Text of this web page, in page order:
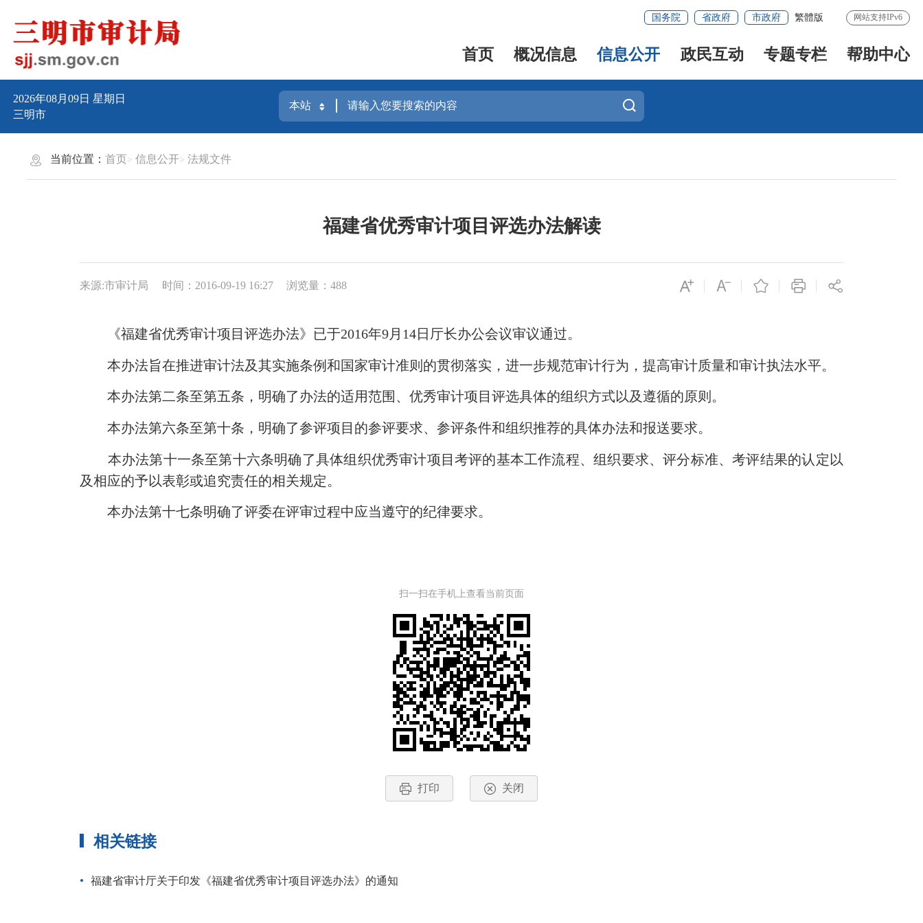
国务院 省政府 市政府 繁體版 网站支持IPv6
首页 概况信息 信息公开 政民互动 专题专栏 帮助中心
2026年08月09日星期日
三明市
当前位置：首页 信息公开 法规文件
福建省优秀审计项目评选办法解读
来源:市审计局 时间：2016-09-19 16:27 浏览量：488
《福建省优秀审计项目评选办法》已于2016年9月14日厅长办公会议审议通过。
本办法旨在推进审计法及其实施条例和国家审计准则的贯彻落实，进一步规范审计行为，提高审计质量和审计执法水平。
本办法第二条至第五条，明确了办法的适用范围、优秀审计项目评选具体的组织方式以及遵循的原则。
本办法第六条至第十条，明确了参评项目的参评要求、参评条件和组织推荐的具体办法和报送要求。
本办法第十一条至第十六条明确了具体组织优秀审计项目考评的基本工作流程、组织要求、评分标准、考评结果的认定以
及相应的予以表彰或追究责任的相关规定。
本办法第十七条明确了评委在评审过程中应当遵守的纪律要求。
扫一扫在手机上查看当前页面
打印 关闭
相关链接
福建省审计厅关于印发《福建省优秀审计项目评选办法》的通知